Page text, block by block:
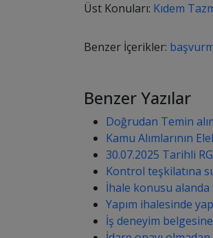
Üst Konuları: Kıdem
Benzer İçerikler:
Benzer Yazılar
Doğrudan Temin
Kamu Alımlarının
30.07.2025 Tarihli
Kontrol teşkilatına
İhale konusu
Yapım ihalesinde
İş deneyim